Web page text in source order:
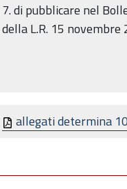
7. di pubblicare nel
della L.R. 15 novembre
allegati determina